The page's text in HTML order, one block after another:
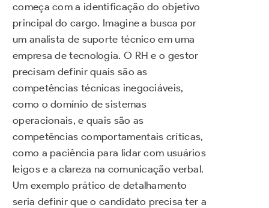
começa com a identificação do objetivo
principal do cargo. Imagine a busca por
um analista de suporte técnico em uma
empresa de tecnologia. O RH e o gestor
precisam definir quais são as
competências técnicas inegociáveis,
como o domínio de sistemas
operacionais, e quais são as
competências comportamentais críticas,
como a paciência para lidar com usuários
leigos e a clareza na comunicação verbal.
Um exemplo prático de detalhamento
seria definir que o candidato precisa ter a